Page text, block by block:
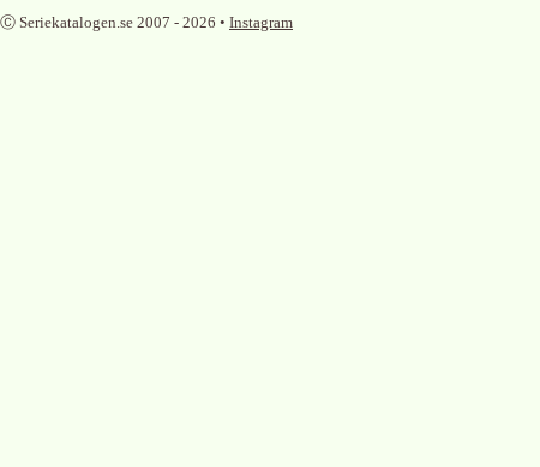
Ⓒ Seriekatalogen.se 2007 - 2026 • Instagram